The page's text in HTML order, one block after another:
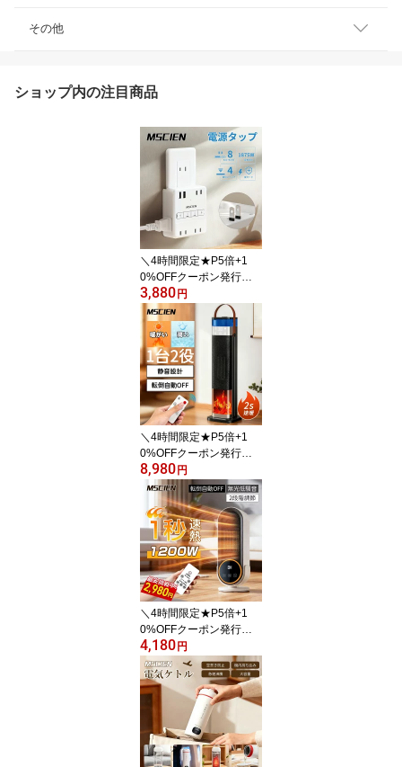
その他
ショップ内の注目商品
＼4時間限定★P5倍+1
0%OFFクーポン発行
中！／【MSCIEN】電源
タップ usb付き コンセン
ト 小型軽量 個別スイッ
チ usb 2個usb-c 2個usb-
a 4個AC口 USB-C コン
セントタップ 雷ガードo
aタップ 直挿しタップ た
こあし マルチタップ 187
5w定格出力
3,880 円
＼4時間限定★P5倍+1
0%OFFクーポン発行
中！／ファンヒーター 2
秒速暖 小型 静音 省エネ
足元ヒーター 15畳部屋
対応 電気ヒーター 3段階
調節 転倒自動オフ 大風
量 小型 軽量 省エネ 過熱
保護 卓上ヒーター 加湿
可能 寒さ対策
8,980 円
＼4時間限定★P5倍+1
0%OFFクーポン発行
中！／ファンヒーター 1
秒速暖 小型 静音 省エネ
足元ヒーター 電気ヒータ
ー 2段階調節 転倒自動オ
フ 大風量 小型 軽量 省エ
ネ 過熱保護 卓上ヒータ
ー 寒さ対策 トイレ 脱衣
所 オフィス 寝室 おしゃ
4,180 円